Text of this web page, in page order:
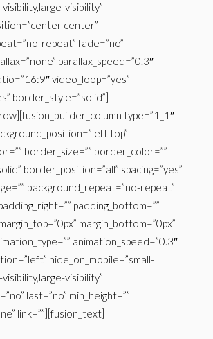
visibility”
center”
repeat” fade=”no”
parallax_speed=”0.3″
video_loop=”yes”
border_style=”solid”]
type=”1_1″
top”
border_size=”” border_color=””
border_position=”all” spacing=”yes”
background_repeat=”no-repeat”
padding_bottom=””
margin_bottom=”0px”
animation_speed=”0.3″
hide_on_mobile=”small-
visibility”
last=”no” min_height=””
link=””][fusion_text]